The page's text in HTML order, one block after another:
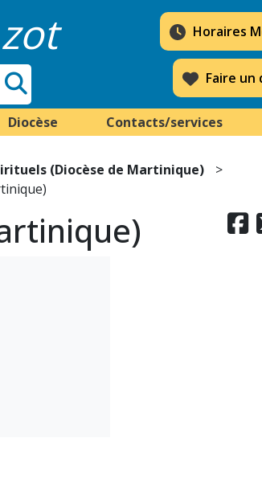
Horaires
Faire un
Diocèse Contacts/services
(Diocèse de Martinique)
